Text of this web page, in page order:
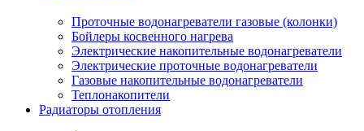
Проточные водонагреватели газовые (колонки)
Бойлеры косвенного нагрева
Электрические накопительные водонагреватели
Электрические проточные водонагреватели
Газовые накопительные водонагреватели
Теплонакопители
Радиаторы отопления